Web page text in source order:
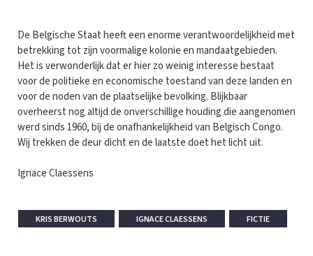
De Belgische Staat heeft een enorme verantwoordelijkheid met
betrekking tot zijn voormalige kolonie en mandaatgebieden.
Het is verwonderlijk dat er hier zo weinig interesse bestaat
voor de politieke en economische toestand van deze landen en
voor de noden van de plaatselijke bevolking. Blijkbaar
overheerst nog altijd de onverschillige houding die aangenomen
werd sinds 1960, bij de onafhankelijkheid van Belgisch Congo.
Wij trekken de deur dicht en de laatste doet het licht uit.
Ignace Claessens
KRIS BERWOUTS IGNACE CLAESSENS FICTIE